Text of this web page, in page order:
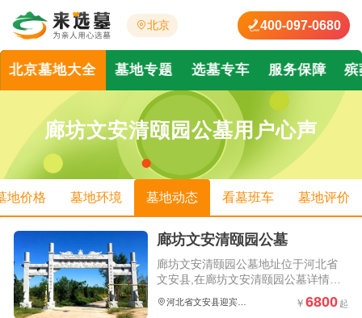
北京 400-097-0680
北京墓地大全 墓地专题 选墓专车 服务保障 殡
廊坊文安清颐园公墓用户心声
地价格 墓地环境 墓地动态 看墓班车 墓地评价
廊坊文安清颐园公墓
廊坊文安清颐园公墓地址位于河北省
文安县,在廊坊文安清颐园公墓详情页
可以在线查看关于廊坊文安清颐园公
墓公墓价格、陵园墓地环境照片以及
河北省文安县迎宾大道 6800